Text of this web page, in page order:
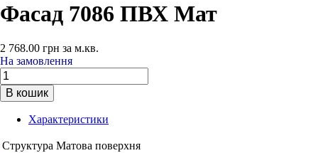
Фасад 7086 ПВХ Мат
2 768.00 грн за м.кв.
На замовлення
В кошик
Характеристики
Структура Матова поверхня